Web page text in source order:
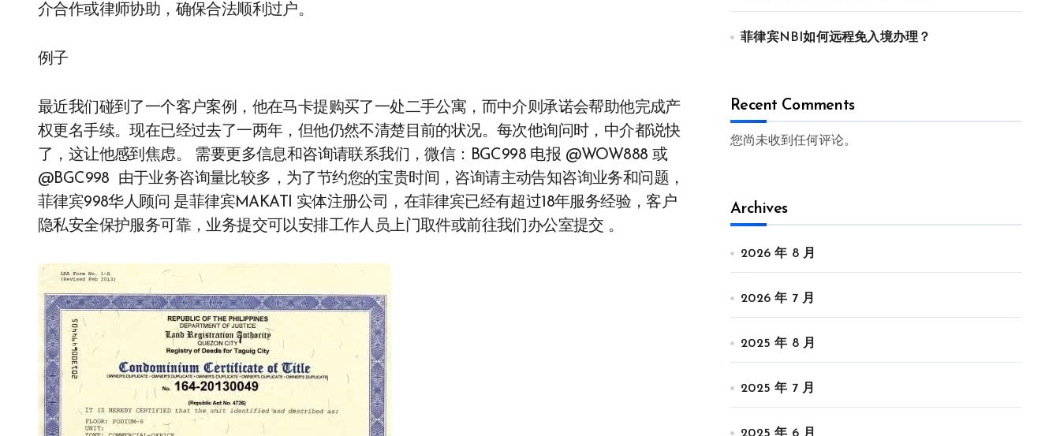
介合作或律师协助，确保合法顺利过户。
例子
最近我们碰到了一个客户案例，他在马卡提购买了一处二手公寓，而中介则承诺会帮助他完成产
权更名手续。现在已经过去了一两年，但他仍然不清楚目前的状况。每次他询问时，中介都说快
了，这让他感到焦虑。 需要更多信息和咨询请联系我们，微信：BGC998 电报 @WOW888 或
@BGC998 由于业务咨询量比较多，为了节约您的宝贵时间，咨询请主动告知咨询业务和问题，
菲律宾998华人顾问 是菲律宾MAKATI 实体注册公司，在菲律宾已经有超过18年服务经验，客户
隐私安全保护服务可靠，业务提交可以安排工作人员上门取件或前往我们办公室提交 。
菲律宾NBI如何远程免入境办理？
Recent Comments
您尚未收到任何评论。
Archives
2026 年 8 月
2026 年 7 月
2025 年 8 月
2025 年 7 月